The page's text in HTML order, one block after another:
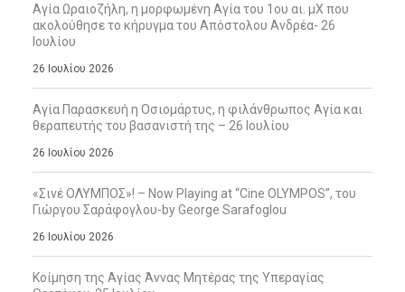
Αγία Ωραιοζήλη, η μορφωμένη Αγία του 1ου αι. μΧ που
ακολούθησε το κήρυγμα του Απόστολου Ανδρέα- 26
Ιουλίου
26 Ιουλίου 2026
Αγία Παρασκευή η Οσιομάρτυς, η φιλάνθρωπος Αγία και
θεραπευτής του βασανιστή της – 26 Ιουλίου
26 Ιουλίου 2026
«Σινέ ΟΛΥΜΠΟΣ»! – Now Playing at “Cine OLYMPOS”, του
Γιώργου Σαράφογλου-by George Sarafoglou
26 Ιουλίου 2026
Κοίμηση της Αγίας Άννας Μητέρας της Υπεραγίας